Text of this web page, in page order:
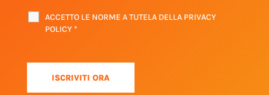
ACCETTO LE NORME A TUTELA DELLA PRIVACY
POLICY *